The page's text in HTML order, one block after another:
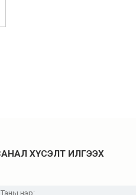
ХҮСЭЛТ ИЛГЭЭХ